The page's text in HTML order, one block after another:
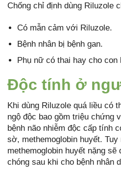
Chống chỉ định dùng Riluzole
Có mẫn cảm với Riluzole.
Bệnh nhân bị bệnh gan.
Phụ nữ có thai hay cho con
Độc tính ở
Khi dùng Riluzole quá liều có
ngộ độc bao gồm triệu chứng
bệnh não nhiễm độc cấp tính
sờ, methemoglobin huyết. Tuy
methemoglobin huyết nặng
chóng sau khi cho bệnh nhân